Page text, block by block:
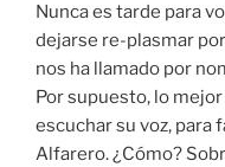
Nunca es tarde para
dejarse re-plasmar
nos ha llamado por
Por supuesto, lo
escuchar su voz, para
Alfarero. ¿Cómo?